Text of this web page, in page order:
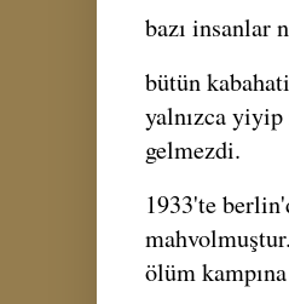
bazı insanlar
bütün
yalnızca yiyip
gelmezdi.
1933'te
ölüm